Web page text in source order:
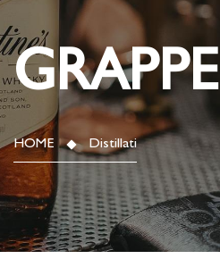
GRAPPE
HOME Distillati